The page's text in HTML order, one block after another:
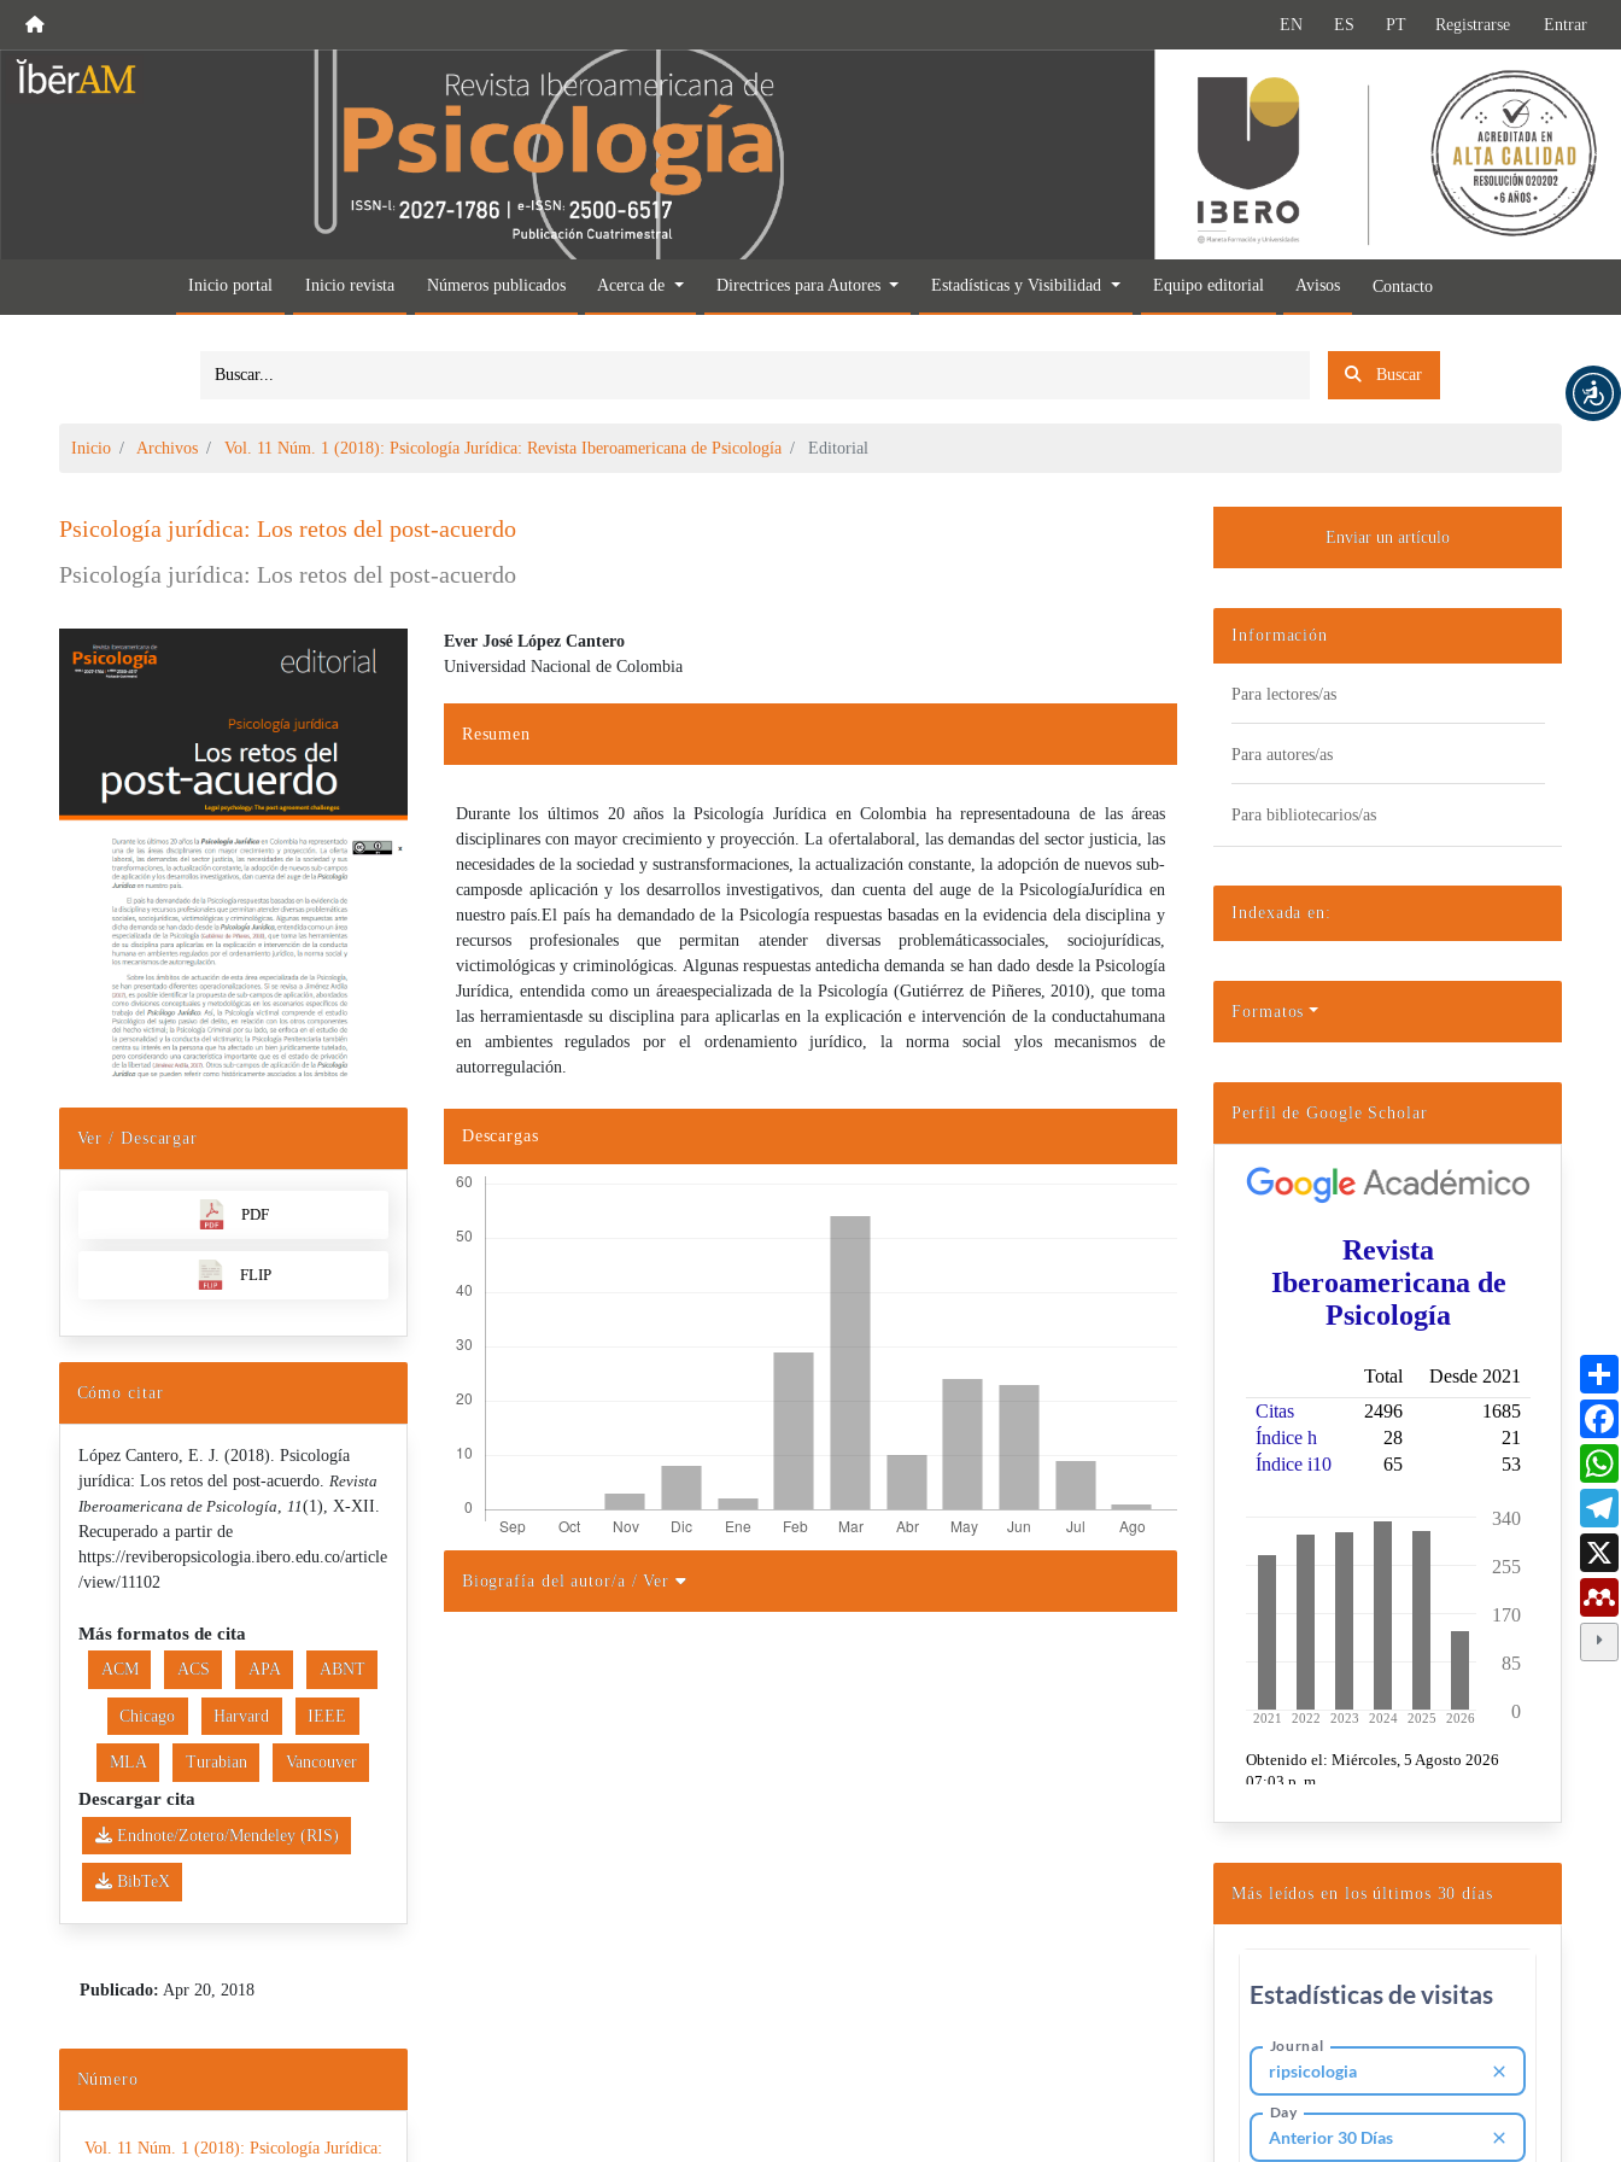
EN ES PT Registrarse Entrar
Inicio portal Inicio revista Números publicados Acerca de Directrices para Autores Estadísticas y Visibilidad Equipo editorial Avisos Contacto
Buscar
Inicio Archivos Vol. 11 Núm. 1 (2018): Psicología Jurídica: Revista Iberoamericana de Psicología Editorial
Psicología jurídica: Los retos del post-acuerdo
Psicología jurídica: Los retos del post-acuerdo
Barra lateral del artículo
Ver / Descargar
PDF
FLIP
Cómo citar
López Cantero, E. J. (2018). Psicología
jurídica: Los retos del post-acuerdo. Revista
Iberoamericana de Psicología
11(1), X-XII.
Recuperado a partir de
https://reviberopsicologia.ibero.edu.co/article
/view/11102
Más formatos de cita
ACM ACS APA ABNT
Chicago Harvard IEEE
MLA Turabian Vancouver
Descargar cita
Endnote/Zotero/Mendeley (RIS)
BibTeX
Publicado: Apr 20, 2018
Número
Vol. 11 Núm. 1 (2018): Psicología Jurídica:
Ever José López Cantero
Universidad Nacional de Colombia
Resumen
Durante los últimos 20 años la Psicología Jurídica en Colombia ha representadouna de las áreas
disciplinares con mayor crecimiento y proyección. La ofertalaboral, las demandas del sector justicia, las
necesidades de la sociedad y sustransformaciones, la actualización constante, la adopción de nuevos sub-
camposde aplicación y los desarrollos investigativos, dan cuenta del auge de la PsicologíaJurídica en
nuestro país.El país ha demandado de la Psicología respuestas basadas en la evidencia dela disciplina y
recursos profesionales que permitan atender diversas problemáticassociales, sociojurídicas,
victimológicas y criminológicas. Algunas respuestas antedicha demanda se han dado desde la Psicología
Jurídica, entendida como un áreaespecializada de la Psicología (Gutiérrez de Piñeres, 2010), que toma
las herramientasde su disciplina para aplicarlas en la explicación e intervención de la conductahumana
en ambientes regulados por el ordenamiento jurídico, la norma social ylos mecanismos de
autorregulación.
Descargas
Biografía del autor/a / Ver
Enviar un artículo
Información
Para lectores/as
Para autores/as
Para bibliotecarios/as
Indexada en:
Formatos
Perfil de Google Scholar
Más leídos en los últimos 30 días